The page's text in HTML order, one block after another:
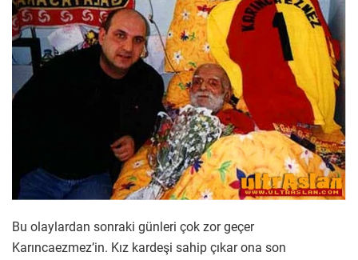
Bu olaylardan sonraki günleri çok zor geçer
Karıncaezmez’in. Kız kardeşi sahip çıkar ona son